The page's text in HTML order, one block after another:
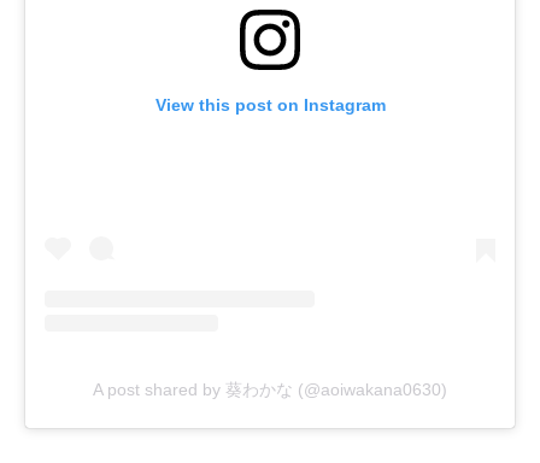
View this post on Instagram
A post shared by 葵わかな (@aoiwakana0630)